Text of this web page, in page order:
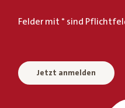
Felder mit * sind
Jetzt anmelden